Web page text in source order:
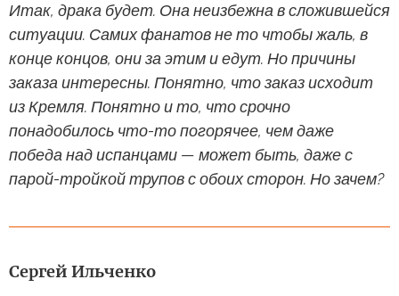
Итак, драка будет. Она неизбежна в сложившейся
ситуации. Самих фанатов не то чтобы жаль, в
конце концов, они за этим и едут. Но причины
заказа интересны. Понятно, что заказ исходит
из Кремля. Понятно и то, что срочно
понадобилось что-то погорячее, чем даже
победа над испанцами — может быть, даже с
парой-тройкой трупов с обоих сторон. Но зачем?
Сергей Ильченко